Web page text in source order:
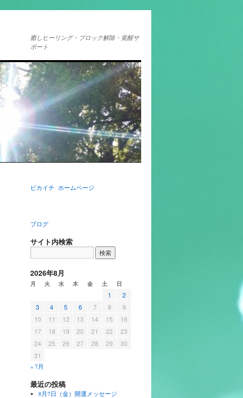
癒しヒーリング・ブロック解除・覚醒サ
ポート
ピカイチ ホームページ
ブログ
サイト内検索
2026年8月
月 火 水 木 金 土 日
1
2
3
4 5 6 7 8
9
10
11 12 13 14 15
16
17
18 19 20 21 22
23
24
25 26 27 28 29
30
31
« 7月
最近の投稿
8月7日（金）開運メッセージ